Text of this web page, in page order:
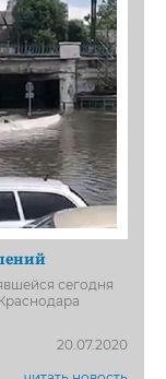
сегодня
20.07.2020